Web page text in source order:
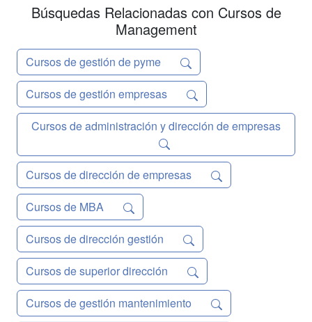
vam...
Búsquedas Relacionadas con Cursos de
Management
Cursos de gestión de pyme
Cursos de gestión empresas
Cursos de administración y dirección de empresas
Cursos de dirección de empresas
Cursos de MBA
Cursos de dirección gestión
Cursos de superior dirección
Cursos de gestión mantenimiento